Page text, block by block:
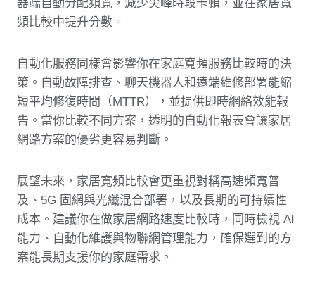
器端自動分配頻寬，減少尖峰時段卡頓，並在家居寬
頻比較中提升分數。
自動化服務同樣會影響你在家庭寬頻服務比較時的決
策。自動故障排查、聊天機器人和遠端維修部署能縮
短平均修復時間（MTTR），並提供即時網絡效能報
告。當你比較不同方案，透明的自動化報表會讓家居
網路方案的優劣更容易判斷。
展望未來，家居寬頻比較會更重視對稱高速頻寬普
及、5G 固網與光纖混合部署，以及長期的可持續性
成本。建議你在做家居網路速度比較時，同時檢視 AI
能力、自動化維護與物聯網管理能力，確保選到的方
案能長期支援你的家庭需求。